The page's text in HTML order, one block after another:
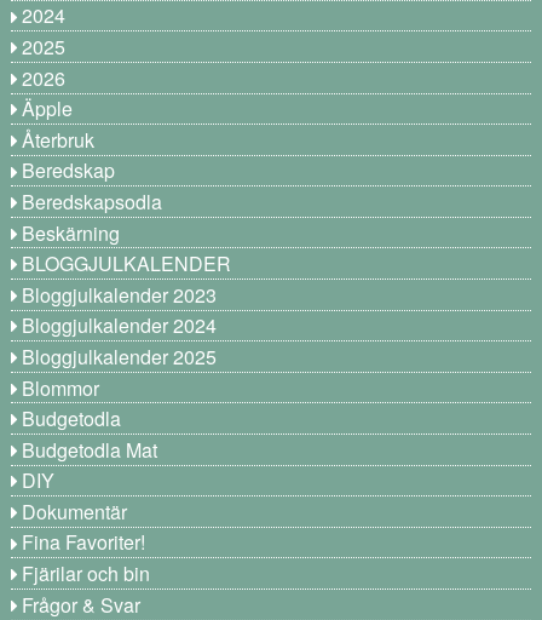
2024
2025
2026
Äpple
Återbruk
Beredskap
Beredskapsodla
Beskärning
BLOGGJULKALENDER
Bloggjulkalender 2023
Bloggjulkalender 2024
Bloggjulkalender 2025
Blommor
Budgetodla
Budgetodla Mat
DIY
Dokumentär
Fina Favoriter!
Fjärilar och bin
Frågor & Svar